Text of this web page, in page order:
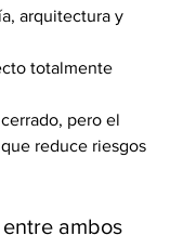
arquitectura y
totalmente
pero el
reduce riesgos
ambos